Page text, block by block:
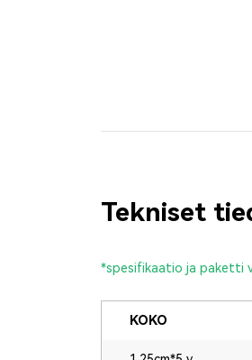
Tekniset
*spesifikaatio ja paketti
KOKO